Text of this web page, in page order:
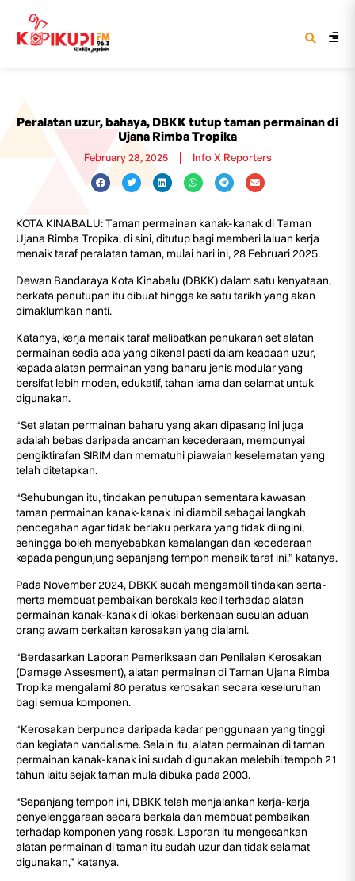
Peralatan uzur, bahaya, DBKK tutup taman permainan di
Ujana Rimba Tropika
February 28, 2025 Info X Reporters
KOTA KINABALU: Taman permainan kanak-kanak di Taman
Ujana Rimba Tropika, di sini, ditutup bagi memberi laluan kerja
menaik taraf peralatan taman, mulai hari ini, 28 Februari 2025.
Dewan Bandaraya Kota Kinabalu (DBKK) dalam satu kenyataan,
berkata penutupan itu dibuat hingga ke satu tarikh yang akan
dimaklumkan nanti.
Katanya, kerja menaik taraf melibatkan penukaran set alatan
permainan sedia ada yang dikenal pasti dalam keadaan uzur,
kepada alatan permainan yang baharu jenis modular yang
bersifat lebih moden, edukatif, tahan lama dan selamat untuk
digunakan.
“Set alatan permainan baharu yang akan dipasang ini juga
adalah bebas daripada ancaman kecederaan, mempunyai
pengiktirafan SIRIM dan mematuhi piawaian keselematan yang
telah ditetapkan.
“Sehubungan itu, tindakan penutupan sementara kawasan
taman permainan kanak-kanak ini diambil sebagai langkah
pencegahan agar tidak berlaku perkara yang tidak diingini,
sehingga boleh menyebabkan kemalangan dan kecederaan
kepada pengunjung sepanjang tempoh menaik taraf ini,” katanya.
Pada November 2024, DBKK sudah mengambil tindakan serta-
merta membuat pembaikan berskala kecil terhadap alatan
permainan kanak-kanak di lokasi berkenaan susulan aduan
orang awam berkaitan kerosakan yang dialami.
“Berdasarkan Laporan Pemeriksaan dan Penilaian Kerosakan
(Damage Assesment), alatan permainan di Taman Ujana Rimba
Tropika mengalami 80 peratus kerosakan secara keseluruhan
bagi semua komponen.
“Kerosakan berpunca daripada kadar penggunaan yang tinggi
dan kegiatan vandalisme. Selain itu, alatan permainan di taman
permainan kanak-kanak ini sudah digunakan melebihi tempoh 21
tahun iaitu sejak taman mula dibuka pada 2003.
“Sepanjang tempoh ini, DBKK telah menjalankan kerja-kerja
penyelenggaraan secara berkala dan membuat pembaikan
terhadap komponen yang rosak. Laporan itu mengesahkan
alatan permainan di taman itu sudah uzur dan tidak selamat
digunakan,” katanya.